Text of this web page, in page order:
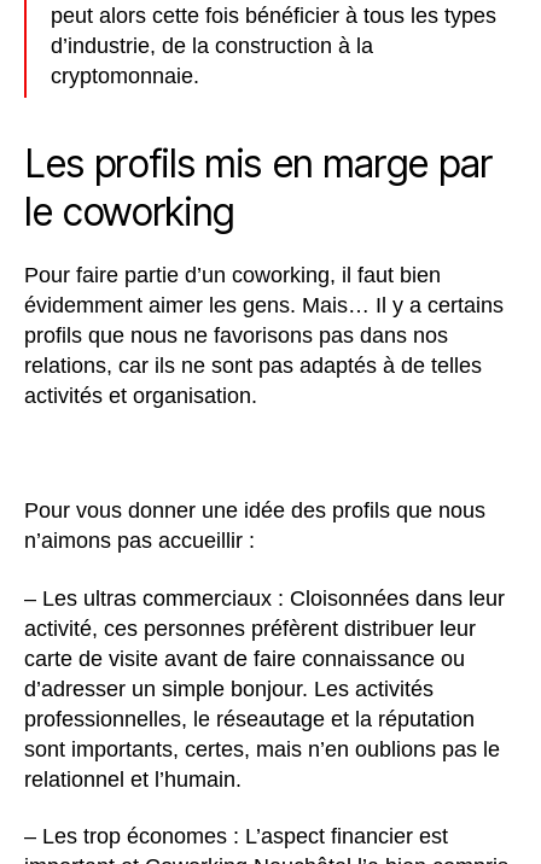
peut alors cette fois bénéficier à tous les types
d’industrie, de la construction à la
cryptomonnaie.
Les profils mis en marge par
le coworking
Pour faire partie d’un coworking, il faut bien
évidemment aimer les gens. Mais… Il y a certains
profils que nous ne favorisons pas dans nos
relations, car ils ne sont pas adaptés à de telles
activités et organisation.
Pour vous donner une idée des profils que nous
n’aimons pas accueillir :
– Les ultras commerciaux : Cloisonnées dans leur
activité, ces personnes préfèrent distribuer leur
carte de visite avant de faire connaissance ou
d’adresser un simple bonjour. Les activités
professionnelles, le réseautage et la réputation
sont importants, certes, mais n’en oublions pas le
relationnel et l’humain.
– Les trop économes : L’aspect financier est